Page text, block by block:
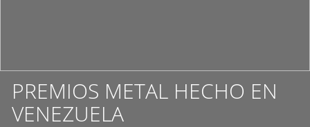
PREMIOS METAL HECHO EN
VENEZUELA